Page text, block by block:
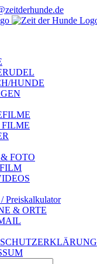
HUNDE
FOTO
Preiskalkulator
& ORTE